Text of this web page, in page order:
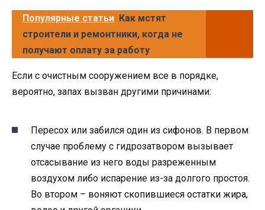
Популярные статьи Как мстят
строители и ремонтники, когда не
получают оплату за работу
Если с очистным сооружением все в порядке,
вероятно, запах вызван другими причинами:
Пересох или забился один из сифонов. В первом
случае проблему с гидрозатвором вызывает
отсасывание из него воды разреженным
воздухом либо испарение из-за долгого простоя.
Во втором – воняют скопившиеся остатки жира,